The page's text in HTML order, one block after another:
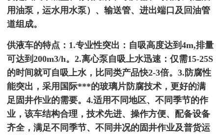
用油泵，运水用水泵）、输送管、进出端口及回油管
道组成。
供液车的特点：1.专业性突出：自吸高度达到4m,排量
可达到200m3/h。2.离心泵自吸上水迅速：仅需15-25S
的时间就可自吸上水，比同类产品快2-3倍。3.防腐性
能突出，采用国际***的玻璃片防腐技术，更好的满
足固井作业的需要。4.适用不同地区、不同季节的作
业，该车结构合理，技术先进、操作方便、配备设备
齐全，满足不同季节、不同井况的固井作业及普货运